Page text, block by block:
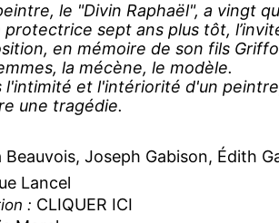
le "Divin Raphaël", a vingt
protectrice sept ans plus tôt,
en mémoire de son fils
la mécène, le modèle.
l'intimité et l'intériorité d'un
une tragédie.
Beauvois, Joseph Gabison, Édith
Lancel
: CLIQUER ICI